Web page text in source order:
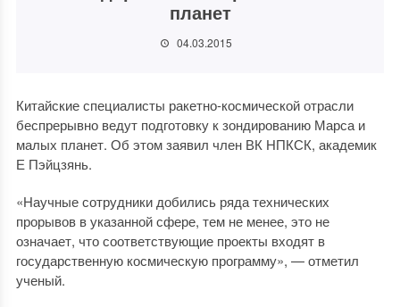
планет
04.03.2015
Китайские специалисты ракетно-космической отрасли
беспрерывно ведут подготовку к зондированию Марса и
малых планет. Об этом заявил член ВК НПКСК, академик
Е Пэйцзянь.
«Научные сотрудники добились ряда технических
прорывов в указанной сфере, тем не менее, это не
означает, что соответствующие проекты входят в
государственную космическую программу», — отметил
ученый.